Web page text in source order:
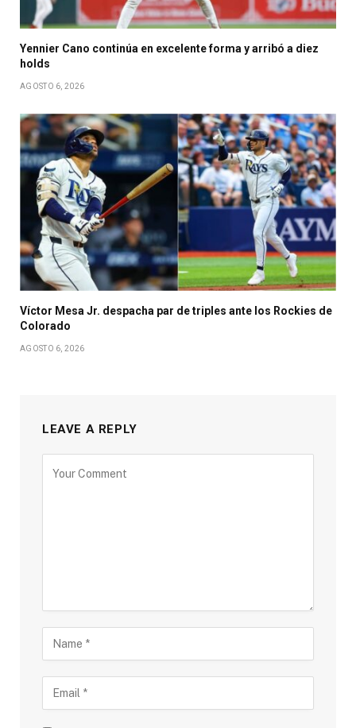
Yennier Cano continúa en excelente forma y arribó a diez
holds
AGOSTO 6, 2026
Víctor Mesa Jr. despacha par de triples ante los Rockies de
Colorado
AGOSTO 6, 2026
LEAVE A REPLY